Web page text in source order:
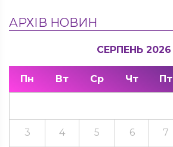
АРХІВ НОВИН
СЕРПЕНЬ 2026
Пн Вт Ср Чт Пт
3 4 5 6 7